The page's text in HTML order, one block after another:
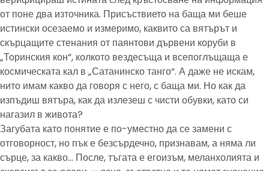
от поне два източника. Присъствието на баща ми беше
истински осезаемо и измеримо, каквито са вятърът и
скърцащите стенания от паянтови дървени коруби в
„Торинския кон“, колкото вездесъща и всепоглъщаща е
космическата кал в „Сатанинско танго“. А даже не искам,
нито имам какво да говоря с него, с баща ми. Но как да
изпъдиш вятъра, как да излезеш с чисти обувки, като си
нагазил в живота?
Загубата като понятие е по-уместно да се замени с
отговорност, но пък е безсърдечно, признавам, а няма ли
сърце, за какво… После, тъгата е егоизъм, меланхолията и